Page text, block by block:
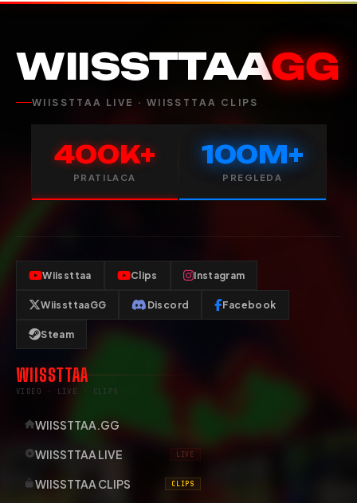
WIISSTTAAGG
WIISSTTAA LIVE · WIISSTTAA CLIPS
400K+
PRATILACA
100M+
PREGLEDA
Wiissttaa Clips Instagram
WiissttaaGG Discord Facebook
Steam
WIISSTTAA
VIDEO · LIVE · CLIPS
WIISSTTAA.GG
WIISSTTAA LIVE LIVE
WIISSTTAA CLIPS CLIPS